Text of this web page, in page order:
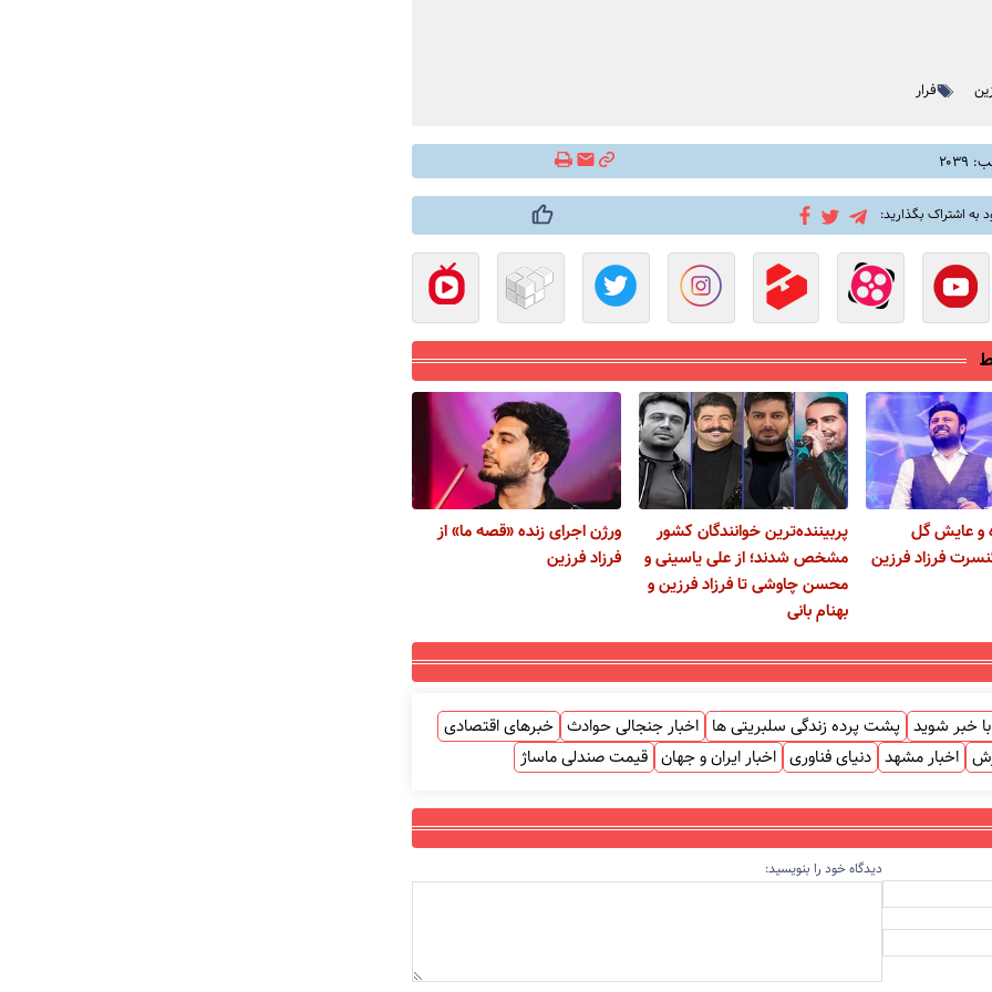
فرار
به اشتراک بگذارید:
و عایش گل
فرزاد فرزین
پربیننده‌ترین خوانندگان کشور
مشخص شدند؛ از علی یاسینی و
محسن چاوشی تا فرزاد فرزین و
بهنام بانی
ورژن اجرای زنده «قصه ما» از
فرزاد فرزین
خبر شوید پشت پرده زندگی سلبریتی ها اخبار جنجالی حوادث خبرهای اقتصادی
اخبار مشهد دنیای فناوری اخبار ایران و جهان قیمت صندلی ماساژ
دیدگاه خود را بنویسید: